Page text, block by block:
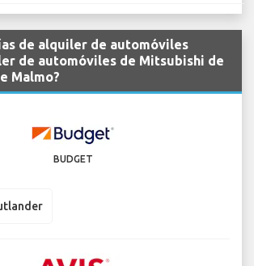
de alquiler de automóviles
de automóviles de Mitsubishi de
Malmo?
BUDGET